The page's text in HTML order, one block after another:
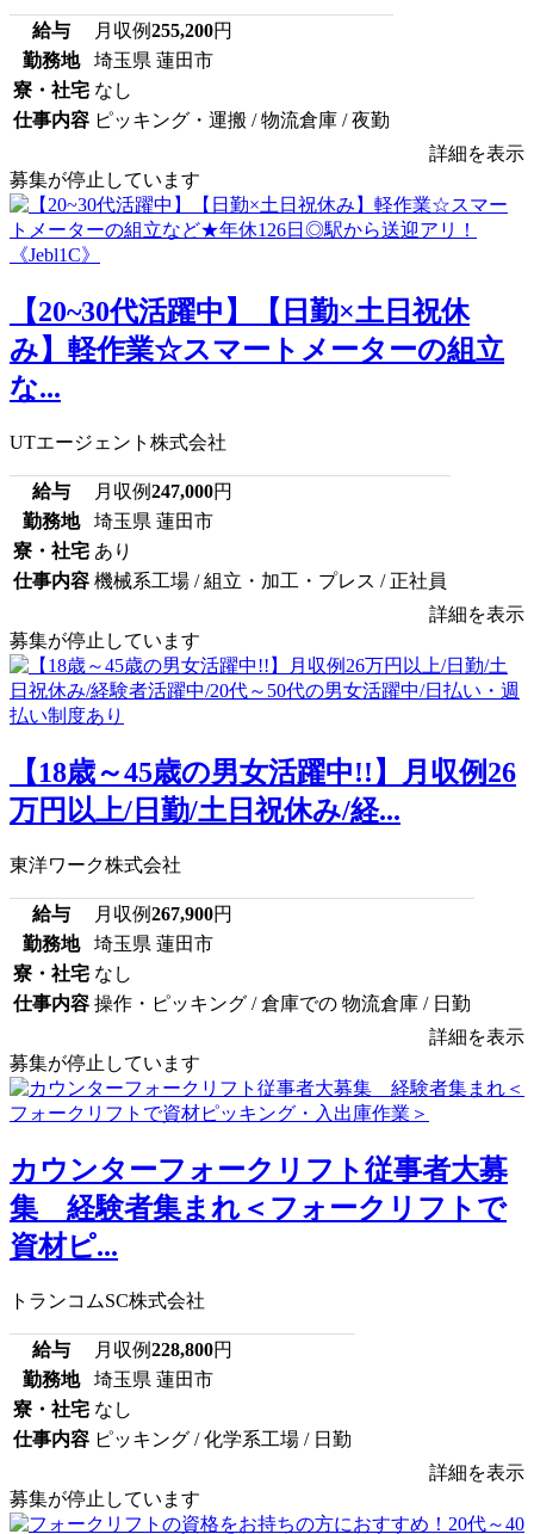
給与 月収例255,200円
勤務地
埼玉県 蓮田市
寮・社宅 なし
仕事内容 ピッキング・運搬 / 物流倉庫 / 夜勤
詳細を表示
募集が停止しています
【20~30代活躍中】【日勤×土日祝休
み】軽作業☆スマートメーターの組立
な...
UTエージェント株式会社
給与 月収例247,000円
勤務地
埼玉県 蓮田市
寮・社宅 あり
仕事内容 機械系工場 / 組立・加工・プレス / 正社員
詳細を表示
募集が停止しています
【18歳～45歳の男女活躍中!!】月収例26
万円以上/日勤/土日祝休み/経...
東洋ワーク株式会社
給与 月収例267,900円
勤務地
埼玉県 蓮田市
寮・社宅 なし
仕事内容 操作・ピッキング / 倉庫での 物流倉庫 / 日勤
詳細を表示
募集が停止しています
カウンターフォークリフト従事者大募
集 経験者集まれ＜フォークリフトで
資材ピ...
トランコムSC株式会社
給与 月収例228,800円
勤務地
埼玉県 蓮田市
寮・社宅 なし
仕事内容 ピッキング / 化学系工場 / 日勤
詳細を表示
募集が停止しています